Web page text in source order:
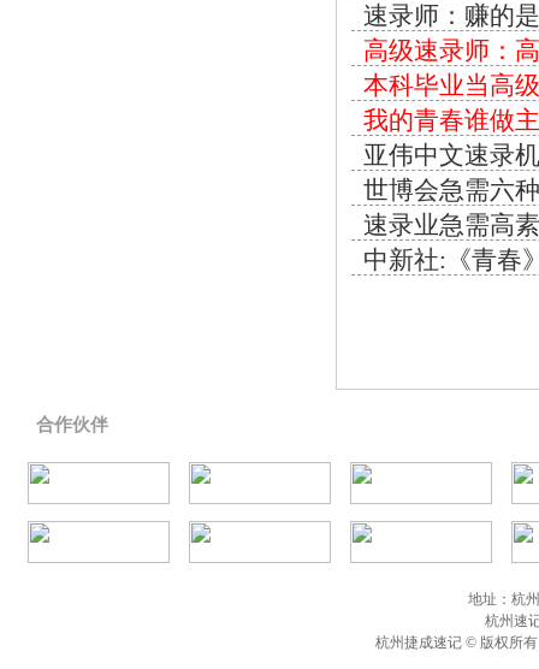
速录师：赚的
高级速录师：
本科毕业当高
我的青春谁做
亚伟中文速录
世博会急需六
速录业急需高
中新社:《青春
合作伙伴
地址：杭
杭州速
杭州捷成速记 © 版权所